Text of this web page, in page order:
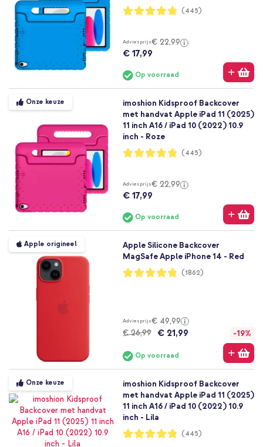
Waardering:
96%
(445)
Adviesprijs€ 22,99
€ 17,99
Op voorraad
Onze keuze
imoshion Kidsproof Backcover
met handvat Apple iPad 11 (2025)
11 inch A16 / iPad 10 (2022) 10.9
inch - Roze
Waardering:
96%
(445)
Adviesprijs€ 22,99
€ 17,99
Op voorraad
Apple origineel
Apple Silicone Backcover
MagSafe Apple iPhone 14 - Red
Waardering:
96%
(1862)
Adviesprijs€ 49,99
€ 26,99
€ 21,99 -19%
Op voorraad
Onze keuze
imoshion Kidsproof Backcover
met handvat Apple iPad 11 (2025)
11 inch A16 / iPad 10 (2022) 10.9
inch - Lila
Waardering:
96%
(445)